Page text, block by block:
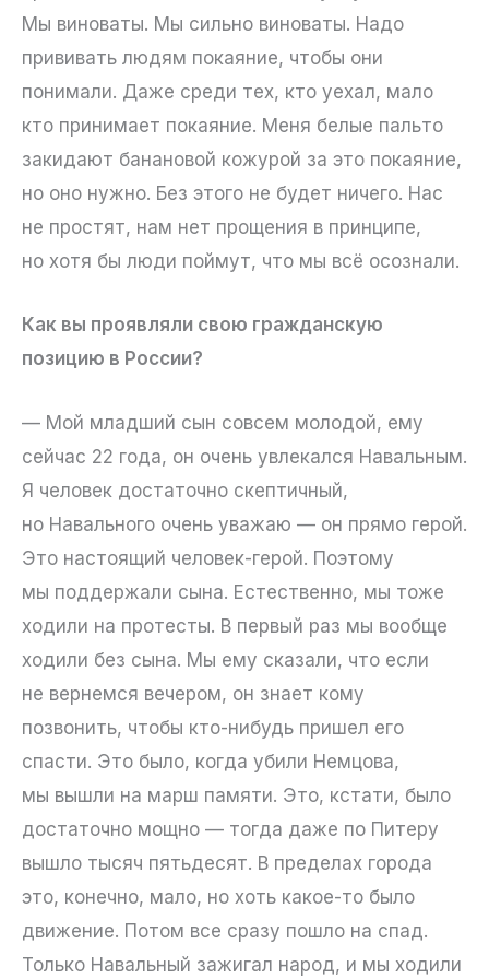
Мы виноваты. Мы сильно виноваты. Надо
прививать людям покаяние, чтобы они
понимали. Даже среди тех, кто уехал, мало
кто принимает покаяние. Меня белые пальто
закидают банановой кожурой за это покаяние,
но оно нужно. Без этого не будет ничего. Нас
не простят, нам нет прощения в принципе,
но хотя бы люди поймут, что мы всё осознали.
Как вы проявляли свою гражданскую
позицию в России?
— Мой младший сын совсем молодой, ему
сейчас 22 года, он очень увлекался Навальным.
Я человек достаточно скептичный,
но Навального очень уважаю — он прямо герой.
Это настоящий человек-герой. Поэтому
мы поддержали сына. Естественно, мы тоже
ходили на протесты. В первый раз мы вообще
ходили без сына. Мы ему сказали, что если
не вернемся вечером, он знает кому
позвонить, чтобы кто-нибудь пришел его
спасти. Это было, когда убили Немцова,
мы вышли на марш памяти. Это, кстати, было
достаточно мощно — тогда даже по Питеру
вышло тысяч пятьдесят. В пределах города
это, конечно, мало, но хоть какое-то было
движение. Потом все сразу пошло на спад.
Только Навальный зажигал народ, и мы ходили